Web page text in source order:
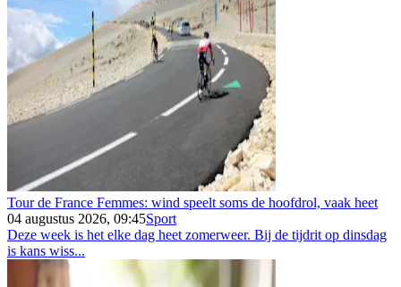
Tour de France Femmes: wind speelt soms de hoofdrol, vaak heet
04 augustus 2026, 09:45Sport
Deze week is het elke dag heet zomerweer. Bij de tijdrit op dinsdag
is kans wiss...